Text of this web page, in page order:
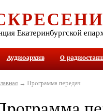
Екатеринбургской
Аудиоархив О
→ Программа передач